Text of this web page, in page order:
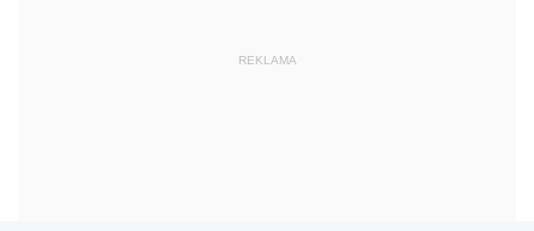
1968REKLAMA